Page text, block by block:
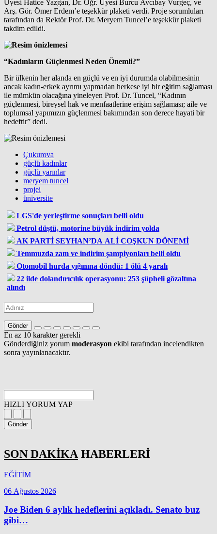
Üyesi Hatice Yazgan, Dr. Öğr. Üyesi Burcu Avcıbay Vurgeç, ve
Arş. Gör. Ömer Erdem’e teşekkür plaketi verdi. Proje sorumluları
tarafından da Rektör Prof. Dr. Meryem Tuncel’e teşekkür plaketi
takdim edildi.
“Kadınların Güçlenmesi Neden Önemli?”
Bir ülkenin her alanda en güçlü ve en iyi durumda olabilmesinin
ancak kadın-erkek ayrımı yapmadan herkese iyi bir eğitim sağlaması
ile mümkün olacağına yineleyen Prof. Dr. Tuncel, “Kadının
güçlenmesi, bireysel hak ve menfaatlerine erişim sağlaması; aile ve
toplumsal yapımızın güçlenmesi bakımından son derece hayati bir
hedeftir” dedi.
Çukurova
güçlü kadınlar
güçlü yarınlar
meryem tuncel
projei
üniversite
LGS'de yerleştirme sonuçları belli oldu
Petrol düştü, motorine büyük indirim yolda
AK PARTİ SEYHAN’DA ALİ COŞKUN DÖNEMİ
Temmuzda zam ve indirim şampiyonları belli oldu
Otomobil hurda yığınına döndü: 1 ölü 4 yaralı
22 ilde dolandırıcılık operasyonu: 253 şüpheli gözaltına
alındı
Gönder
En az 10 karakter gerekli
Gönderdiğiniz yorum moderasyon ekibi tarafından incelendikten
sonra yayınlanacaktır.
HIZLI YORUM YAP
Gönder
SON DAKİKA HABERLERİ
EĞİTİM
06 Ağustos 2026
Joe Biden 6 aylık hedeflerini açıkladı. Senato buz
gibi…